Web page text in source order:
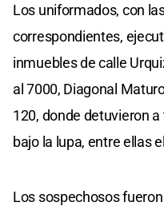
Los uniformados, con
correspondientes,
inmuebles de calle
al 7000, Diagonal
120, donde detuvieron
bajo la lupa, entre ellas
Los sospechosos